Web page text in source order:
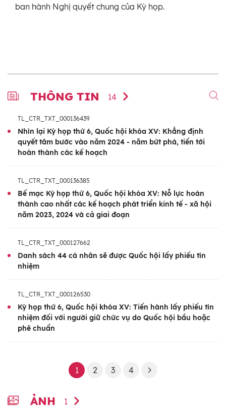
ban hành Nghị quyết chung của Kỳ họp.
THÔNG TIN 14
TL_CTR_TXT_000136439
Nhìn lại Kỳ họp thứ 6, Quốc hội khóa XV: Khẳng định
quyết tâm bước vào năm 2024 - năm bứt phá, tiến tới
hoàn thành các kế hoạch
TL_CTR_TXT_000136385
Bế mạc Kỳ họp thứ 6, Quốc hội khóa XV: Nỗ lực hoàn
thành cao nhất các kế hoạch phát triển kinh tế - xã hội
năm 2023, 2024 và cả giai đoạn
TL_CTR_TXT_000127662
Danh sách 44 cá nhân sẽ được Quốc hội lấy phiếu tín
nhiệm
TL_CTR_TXT_000126530
Kỳ họp thứ 6, Quốc hội khóa XV: Tiến hành lấy phiếu tín
nhiệm đối với người giữ chức vụ do Quốc hội bầu hoặc
phê chuẩn
1 2 3 4
ẢNH 1